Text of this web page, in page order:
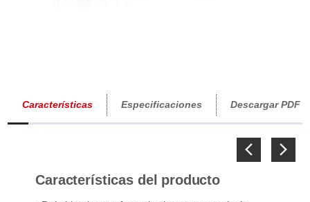
Previous
Características Especificaciones Descargar PDF
Next
Características del producto